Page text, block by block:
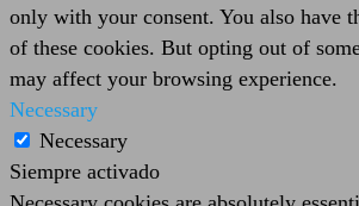
only with your consent. You also have
of these cookies. But opting out of
may affect your browsing experience.
Necessary
Necessary
Siempre activado